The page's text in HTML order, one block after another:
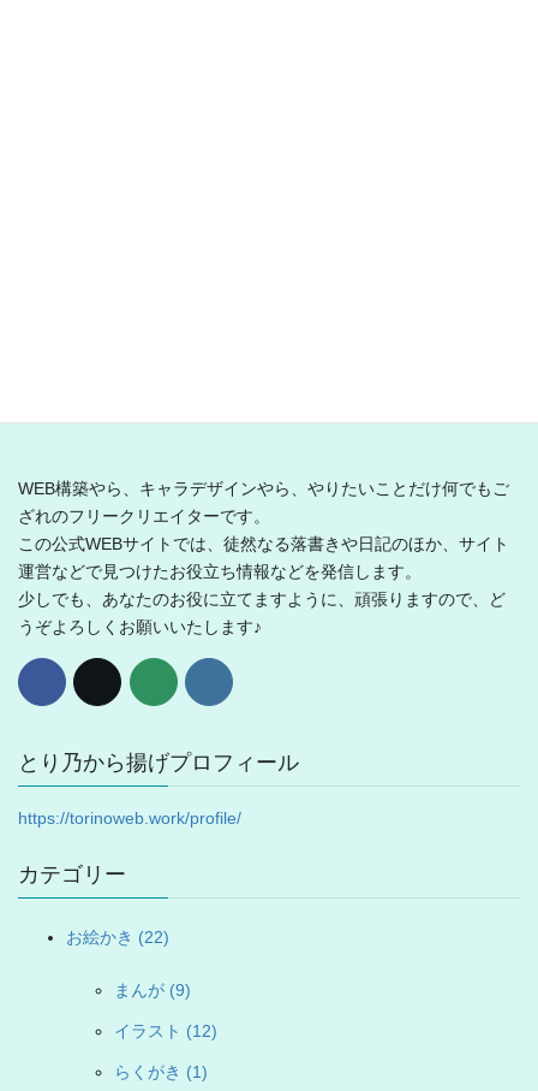
WEB構築やら、キャラデザインやら、やりたいことだけ何でもご
ざれのフリークリエイターです。
この公式WEBサイトでは、徒然なる落書きや日記のほか、サイト
運営などで見つけたお役立ち情報などを発信します。
少しでも、あなたのお役に立てますように、頑張りますので、ど
うぞよろしくお願いいたします♪
とり乃から揚げプロフィール
https://torinoweb.work/profile/
カテゴリー
お絵かき (22)
まんが (9)
イラスト (12)
らくがき (1)